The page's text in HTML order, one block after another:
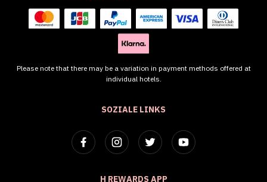
SOZIALE LINKS
H REWARDS APP
Please note that there may be a variation in payment methods offered at
individual hotels.